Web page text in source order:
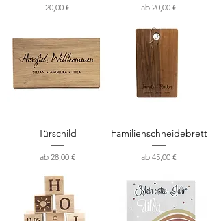
Preis
20,00 € ab 20,00 €
Sale-Preis
Türschild
ab 28,00 €
Sale-Preis
Familienschneidebrett
ab 45,00 €
Sale-Preis